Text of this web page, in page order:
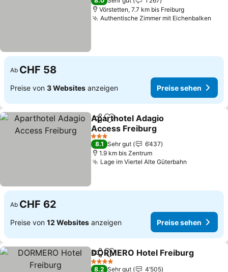
Vörstetten, 7.7 km bis Freiburg
Authentische Zimmer mit Eichenbalken
Ab CHF 58
Preise von 3 Websites anzeigen Preise sehen
TeilenZu Favoriten hinzufügen
Aparthotel Adagio
Access Freiburg
Preise sehen
3 Sterne
8.1 Sehr gut
6’437
1.9 km bis Zentrum
Lage im Viertel Alte Güterbahn
Ab CHF 62
Preise von 12 Websites anzeigen Preise sehen
TeilenZu Favoriten hinzufügen
DORMERO Hotel Freiburg
4 Sterne
8.2 Sehr gut
4’505